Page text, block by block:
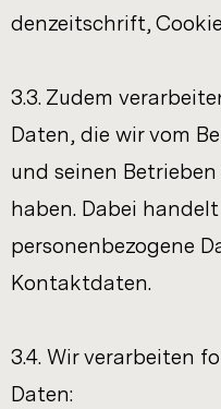
den­zeit­schrift,
3.3. Zudem
Daten, die wir vom
und sei­nen
haben. Dabei
per­so­nen­be­zo­ge­ne
Kon­takt­da­ten.
3.4. Wir ver­ar­bei­ten
Daten: